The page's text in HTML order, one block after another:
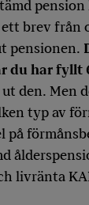
ett brev från
pensionen.
du har fyllt
den. Men
typ av
på
livränta